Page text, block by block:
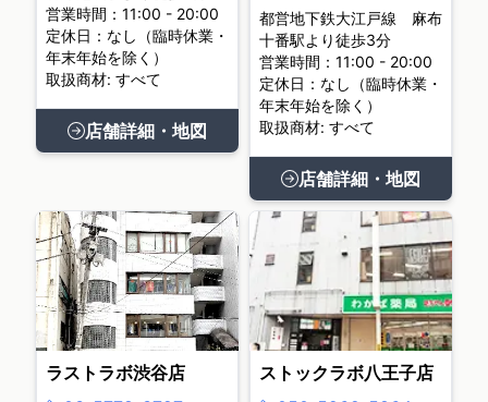
営業時間：11:00 - 20:00
定休日：なし（臨時休業・
年末年始を除く）
取扱商材: すべて
店舗詳細・地図
都営地下鉄大江戸線 麻布
十番駅より徒歩3分
営業時間：11:00 - 20:00
定休日：なし（臨時休業・
年末年始を除く）
取扱商材: すべて
店舗詳細・地図
ラストラボ渋谷店
ストックラボ八王子店